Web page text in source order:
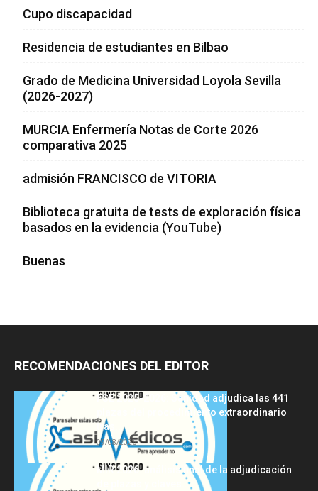
Cupo discapacidad
Residencia de estudiantes en Bilbao
Grado de Medicina Universidad Loyola Sevilla
(2026-2027)
MURCIA Enfermería Notas de Corte 2026
comparativa 2025
admisión FRANCISCO de VITORIA
Biblioteca gratuita de tests de exploración física
basados en la evidencia (YouTube)
Buenas
RECOMENDACIONES DEL EDITOR
FSE 2025-2026: Sanidad adjudica las 441
plazas del procedimiento extraordinario
tras...
09/08/2026
MIR 2026: análisis final de la adjudicación
de plazas y claves...